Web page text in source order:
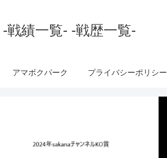
績一覧- -戦歴一覧-
アマボクパーク プライバシーポリシー